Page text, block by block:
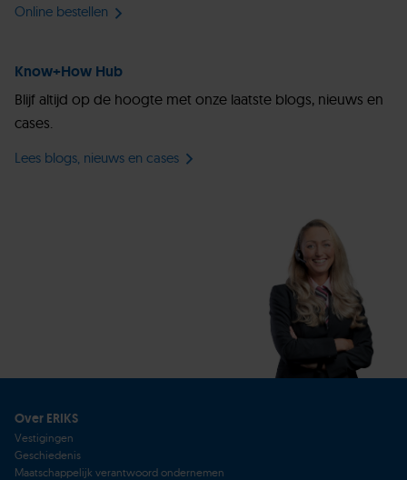
Online bestellen
Know+How Hub
Blijf altijd op de hoogte met onze laatste blogs, nieuws en
cases.
Lees blogs, nieuws en cases
Over ERIKS
Vestigingen
Geschiedenis
Maatschappelijk verantwoord ondernemen